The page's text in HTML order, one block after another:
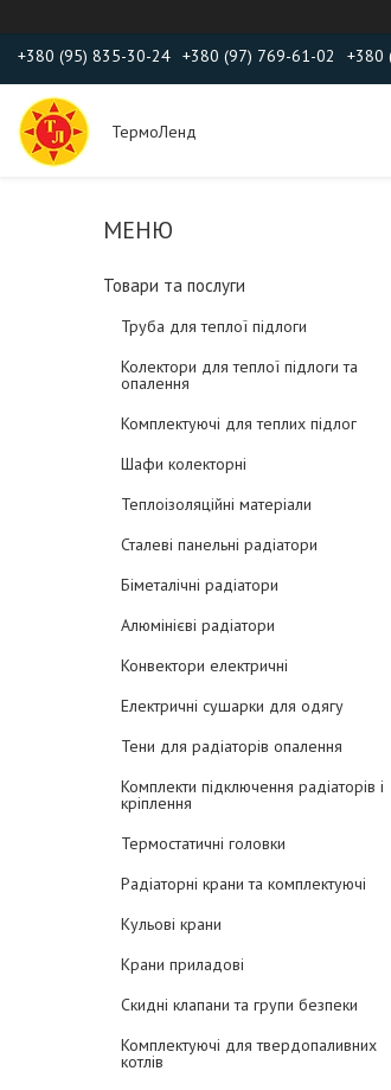
+380 (95) 835-30-24 +380 (97) 769-61-02 +380
ТермоЛенд
Товари та послуги
Труба для теплої підлоги
Колектори для теплої підлоги та
опалення
Комплектуючі для теплих підлог
Шафи колекторні
Теплоізоляційні матеріали
Сталеві панельні радіатори
Біметалічні радіатори
Алюмінієві радіатори
Конвектори електричні
Електричні сушарки для одягу
Тени для радіаторів опалення
Комплекти підключення радіаторів і
кріплення
Термостатичні головки
Радіаторні крани та комплектуючі
Кульові крани
Крани приладові
Скидні клапани та групи безпеки
Комплектуючі для твердопаливних
котлів